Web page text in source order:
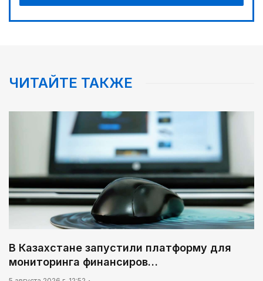
ЧИТАЙТЕ ТАКЖЕ
В Казахстане запустили платформу для
мониторинга финансиров…